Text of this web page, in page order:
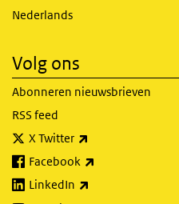
Nederlands
Volg ons
Abonneren nieuwsbrieven
RSS feed
X Twitter
Facebook
LinkedIn